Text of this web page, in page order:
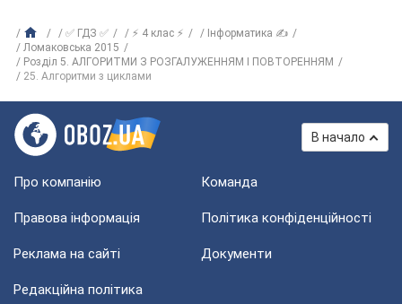
✅ ГДЗ ✅ ⚡ 4 клас ⚡
Інформатика ✍
Ломаковська 2015
Розділ 5. АЛГОРИТМИ З РОЗГАЛУЖЕННЯМ І ПОВТОРЕННЯМ
25. Алгоритми з циклами
В начало
Про компанію Команда
Правова інформація Політика конфіденційності
Реклама на сайті Документи
Редакційна політика